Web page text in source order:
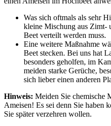
Was sich oftmals als sehr
kleine Mischung aus Zimt-
Beet verteilt werden muss.
Eine weitere Maßnahme
Beet stecken. Bei uns hat
besonders geholfen, im
meiden starke Gerüche,
sich lieber einen anderen
Hinweis: Meiden Sie chemische
Ameisen! Es sei denn Sie haben
Sie später verzehren wollen.